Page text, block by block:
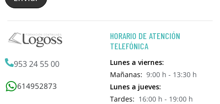
953 24 55 00
614952873
HORARIO DE ATENCIÓN
TELEFÓNICA
Lunes a viernes:
Mañanas: 9:00 h - 13:30 h
Lunes a jueves:
Tardes: 16:00 h - 19:00 h